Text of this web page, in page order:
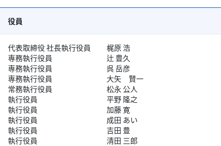
役員
代表取締役 社長執行役員
梶原 浩
専務執行役員
辻󠄀 豊久
専務執行役員
呉 岳彦
専務執行役員
大矢 賢一
常務執行役員
松永 公人
執行役員
平野 隆之
執行役員
加藤 寛
執行役員
成田 あい
執行役員
吉田 豊
執行役員
清田 三郎